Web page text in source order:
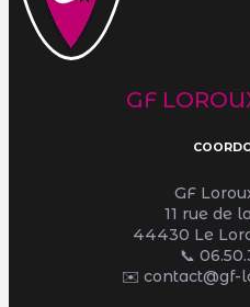
GF
GF
11 rue de
44430 Le
📞
✉️ contact@gf-